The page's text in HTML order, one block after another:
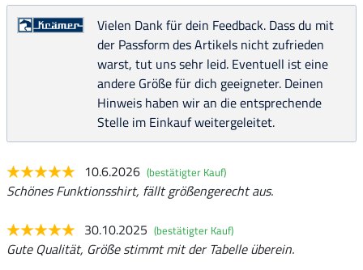
Vielen Dank für dein Feedback. Dass du mit
der Passform des Artikels nicht zufrieden
warst, tut uns sehr leid. Eventuell ist eine
andere Größe für dich geeigneter. Deinen
Hinweis haben wir an die entsprechende
Stelle im Einkauf weitergeleitet.
10.6.2026 (bestätigter Kauf)
Schönes Funktionsshirt, fällt größengerecht aus.
30.10.2025 (bestätigter Kauf)
Gute Qualität, Größe stimmt mit der Tabelle überein.